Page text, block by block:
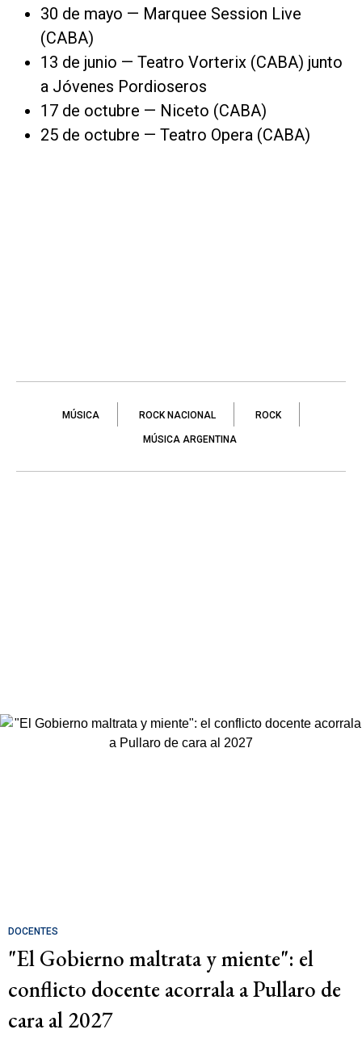
30 de mayo — Marquee Session Live
(CABA)
13 de junio — Teatro Vorterix (CABA) junto
a Jóvenes Pordioseros
17 de octubre — Niceto (CABA)
25 de octubre — Teatro Opera (CABA)
MÚSICA ROCK NACIONAL ROCK
MÚSICA ARGENTINA
DOCENTES
"El Gobierno maltrata y miente": el
conflicto docente acorrala a Pullaro de
cara al 2027